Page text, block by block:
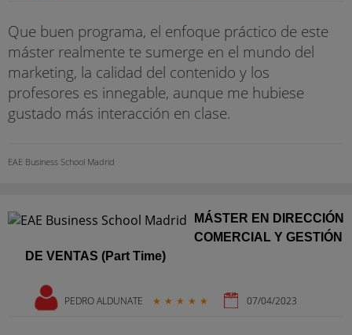
Que buen programa, el enfoque práctico de este
máster realmente te sumerge en el mundo del
marketing, la calidad del contenido y los
profesores es innegable, aunque me hubiese
gustado más interacción en clase.
EAE Business School Madrid
MÁSTER EN DIRECCIÓN
COMERCIAL Y GESTIÓN
DE VENTAS (Part Time)
PEDRO ALDUNATE ★ ★ ★ ★ ★ 07/04/2023